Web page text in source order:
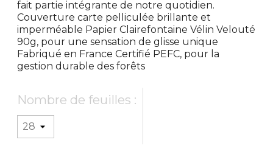
fait partie intégrante de notre quotidien.
Couverture carte pelliculée brillante et
imperméable Papier Clairefontaine Vélin Velouté
90g, pour une sensation de glisse unique
Fabriqué en France Certifié PEFC, pour la
gestion durable des forêts
Nombre de feuilles :